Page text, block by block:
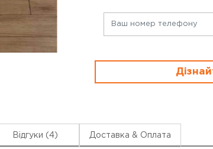
Відгуки (4) Доставка & Оплата